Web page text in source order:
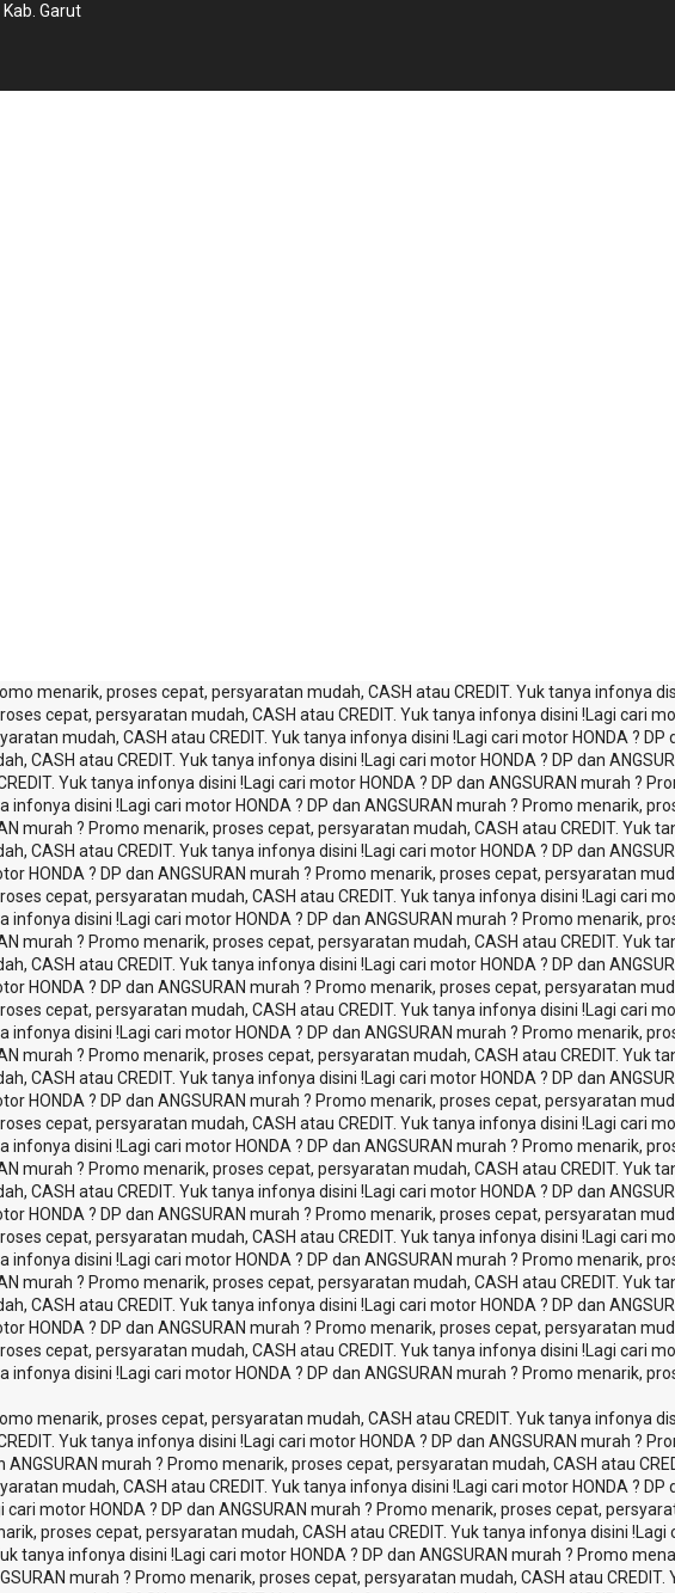
Garut
menarik, proses cepat, persyaratan mudah, CASH atau CREDIT. Yuk tanya infonya
cepat, persyaratan mudah, CASH atau CREDIT. Yuk tanya infonya disini ! Lagi cari
mudah, CASH atau CREDIT. Yuk tanya infonya disini ! Lagi cari motor HONDA ? DP
CASH atau CREDIT. Yuk tanya infonya disini ! Lagi cari motor HONDA ? DP dan
Yuk tanya infonya disini ! Lagi cari motor HONDA ? DP dan ANGSURAN murah ?
infonya disini ! Lagi cari motor HONDA ? DP dan ANGSURAN murah ? Promo menarik,
murah ? Promo menarik, proses cepat, persyaratan mudah, CASH atau CREDIT. Yuk
CASH atau CREDIT. Yuk tanya infonya disini ! Lagi cari motor HONDA ? DP dan
HONDA ? DP dan ANGSURAN murah ? Promo menarik, proses cepat, persyaratan
cepat, persyaratan mudah, CASH atau CREDIT. Yuk tanya infonya disini ! Lagi cari
infonya disini ! Lagi cari motor HONDA ? DP dan ANGSURAN murah ? Promo menarik,
murah ? Promo menarik, proses cepat, persyaratan mudah, CASH atau CREDIT. Yuk
CASH atau CREDIT. Yuk tanya infonya disini ! Lagi cari motor HONDA ? DP dan
HONDA ? DP dan ANGSURAN murah ? Promo menarik, proses cepat, persyaratan
cepat, persyaratan mudah, CASH atau CREDIT. Yuk tanya infonya disini ! Lagi cari
infonya disini ! Lagi cari motor HONDA ? DP dan ANGSURAN murah ? Promo menarik,
murah ? Promo menarik, proses cepat, persyaratan mudah, CASH atau CREDIT. Yuk
CASH atau CREDIT. Yuk tanya infonya disini ! Lagi cari motor HONDA ? DP dan
HONDA ? DP dan ANGSURAN murah ? Promo menarik, proses cepat, persyaratan
cepat, persyaratan mudah, CASH atau CREDIT. Yuk tanya infonya disini ! Lagi cari
infonya disini ! Lagi cari motor HONDA ? DP dan ANGSURAN murah ? Promo menarik,
murah ? Promo menarik, proses cepat, persyaratan mudah, CASH atau CREDIT. Yuk
CASH atau CREDIT. Yuk tanya infonya disini ! Lagi cari motor HONDA ? DP dan
HONDA ? DP dan ANGSURAN murah ? Promo menarik, proses cepat, persyaratan
cepat, persyaratan mudah, CASH atau CREDIT. Yuk tanya infonya disini ! Lagi cari
infonya disini ! Lagi cari motor HONDA ? DP dan ANGSURAN murah ? Promo menarik,
murah ? Promo menarik, proses cepat, persyaratan mudah, CASH atau CREDIT. Yuk
CASH atau CREDIT. Yuk tanya infonya disini ! Lagi cari motor HONDA ? DP dan
HONDA ? DP dan ANGSURAN murah ? Promo menarik, proses cepat, persyaratan
cepat, persyaratan mudah, CASH atau CREDIT. Yuk tanya infonya disini ! Lagi cari
infonya disini ! Lagi cari motor HONDA ? DP dan ANGSURAN murah ? Promo menarik,
menarik, proses cepat, persyaratan mudah, CASH atau CREDIT. Yuk tanya infonya
Yuk tanya infonya disini ! Lagi cari motor HONDA ? DP dan ANGSURAN murah ?
ANGSURAN murah ? Promo menarik, proses cepat, persyaratan mudah, CASH atau
mudah, CASH atau CREDIT. Yuk tanya infonya disini ! Lagi cari motor HONDA ?
cari motor HONDA ? DP dan ANGSURAN murah ? Promo menarik, proses cepat,
proses cepat, persyaratan mudah, CASH atau CREDIT. Yuk tanya infonya disini ! Lagi
tanya infonya disini ! Lagi cari motor HONDA ? DP dan ANGSURAN murah ? Promo
murah ? Promo menarik, proses cepat, persyaratan mudah, CASH atau